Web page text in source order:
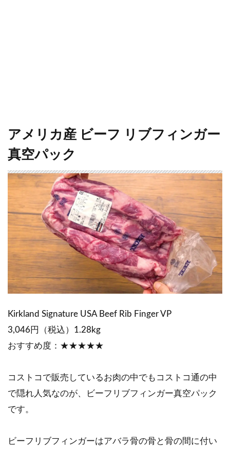
アメリカ産 ビーフ リブフィンガー
真空パック
Kirkland Signature USA Beef Rib Finger VP
3,046円（税込）1.28kg
おすすめ度：★★★★★
コストコで販売しているお肉の中でもコストコ通の中
で隠れ人気なのが、ビーフリブフィンガー真空パック
です。
ビーフリブフィンガーはアバラ骨の骨と骨の間に付い